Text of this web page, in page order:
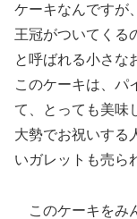
ケーキなんですが
王冠がついてくる
と呼ばれる小さな
このケーキは、パ
て、とっても美味
大勢でお祝いする
いガレットも売ら
このケーキをみ